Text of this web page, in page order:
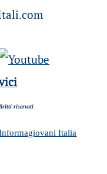
riservati